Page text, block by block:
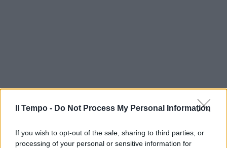
Il Tempo - Do Not Process My Personal Information
If you wish to opt-out of the sale, sharing to third parties, or
processing of your personal or sensitive information for